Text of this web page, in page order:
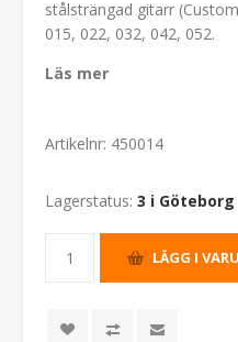
stålsträngad gitarr
015, 022, 032, 042, 052.
Läs mer
Artikelnr: 450014
Lagerstatus: 3 i Göteborg